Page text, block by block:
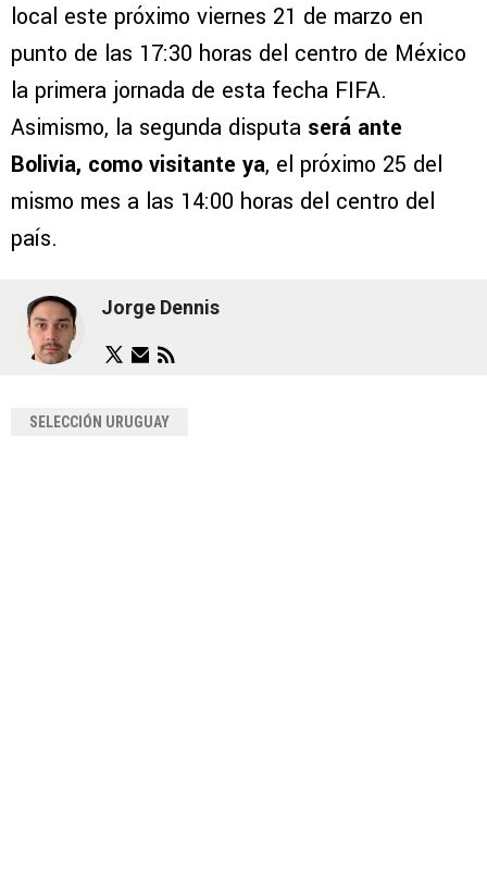
local este próximo viernes 21 de marzo en
punto de las 17:30 horas del centro de México
la primera jornada de esta fecha FIFA.
Asimismo, la segunda disputa será ante
Bolivia, como visitante ya, el próximo 25 del
mismo mes a las 14:00 horas del centro del
país.
Jorge Dennis
SELECCIÓN URUGUAY